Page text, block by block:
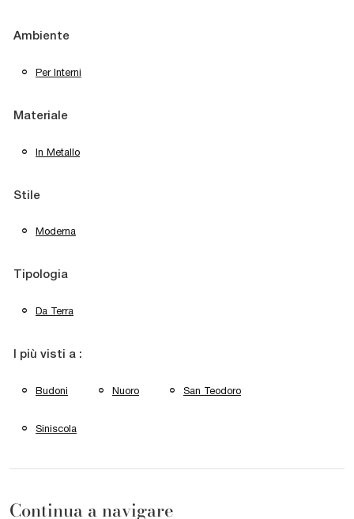
Ambiente
Per Interni
Materiale
In Metallo
Stile
Moderna
Tipologia
Da Terra
I più visti a :
Budoni Nuoro San Teodoro
Siniscola
Continua a navigare